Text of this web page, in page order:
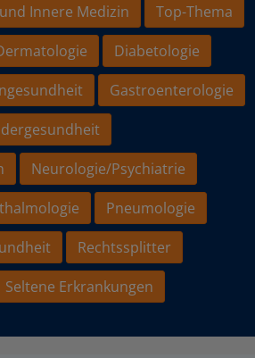
Innere Medizin
Top-Thema
Diabetologie
Gastroenterologie
Neurologie/Psychiatrie
Pneumologie
Rechtssplitter
Seltene Erkrankungen